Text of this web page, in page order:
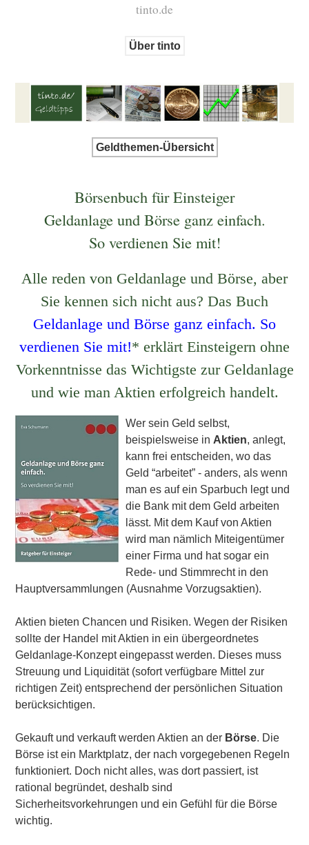
tinto.de
Über tinto
Geldthemen-Übersicht
Börsenbuch für Einsteiger
Geldanlage und Börse ganz einfach.
So verdienen Sie mit!
Alle reden von Geldanlage und Börse, aber
Sie kennen sich nicht aus? Das Buch
Geldanlage und Börse ganz einfach. So
verdienen Sie mit!* erklärt Einsteigern ohne
Vorkenntnisse das Wichtigste zur Geldanlage
und wie man Aktien erfolgreich handelt.
Wer sein Geld selbst,
beispielsweise in Aktien, anlegt,
kann frei entscheiden, wo das
Geld “arbeitet” - anders, als wenn
man es auf ein Sparbuch legt und
die Bank mit dem Geld arbeiten
lässt. Mit dem Kauf von Aktien
wird man nämlich Miteigentümer
einer Firma und hat sogar ein
Rede- und Stimmrecht in den
Hauptversammlungen (Ausnahme Vorzugsaktien).
Aktien bieten Chancen und Risiken. Wegen der Risiken
sollte der Handel mit Aktien in ein übergeordnetes
Geldanlage-Konzept eingepasst werden. Dieses muss
Streuung und Liquidität (sofort verfügbare Mittel zur
richtigen Zeit) entsprechend der persönlichen Situation
berücksichtigen.
Gekauft und verkauft werden Aktien an der Börse. Die
Börse ist ein Marktplatz, der nach vorgegebenen Regeln
funktioniert. Doch nicht alles, was dort passiert, ist
rational begründet, deshalb sind
Sicherheitsvorkehrungen und ein Gefühl für die Börse
wichtig.